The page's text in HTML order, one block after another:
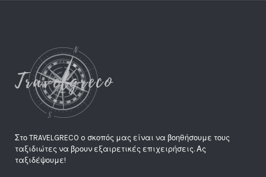
Στο TRAVELGRECO o σκοπός μας είναι να βοηθήσουμε τους
ταξιδιώτες να βρουν εξαιρετικές επιχειρήσεις. Ας
ταξιδέψουμε!